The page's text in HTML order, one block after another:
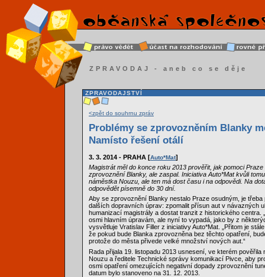
ZPRAVODAJ - aneb co se děje
ZPRAVODAJSTVÍ
<zpět do souhrnu zpráv
Problémy se zprovozněním Blanky
Namísto řešení otálí
3. 3. 2014 - PRAHA [Auto*Mat]
Magistrát měl do konce roku 2013 prověřit, jak pomoci Praze
zprovoznění Blanky, ale zaspal. Iniciativa Auto*Mat kvůli
náměstka Nouzu, ale ten má dost času i na odpovědi. Na
odpovědět písemně do 30 dní.
Aby se zprovoznění Blanky nestalo Praze osudným, je třeba
dalších dopravních úprav: zpomalit přísun aut v návazných
humanizací magistrály a dostat tranzit z historického centra.
osmi hlavním úpravám, ale nyní to vypadá, jako by z
vysvětluje Vratislav Filler z iniciativy Auto*Mat. „Přitom je
že pokud bude Blanka zprovozněna bez těchto opatření,
protože do města přivede velké množství nových aut.“
Rada přijala 19. listopadu 2013 usnesení, ve kterém pověřila
Nouzu a ředitele Technické správy komunikací Pivce, aby
osmi opatření omezujících negativní dopady zprovoznění
datum bylo stanoveno na 31. 12. 2013.